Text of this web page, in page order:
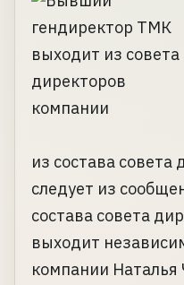
из состава
следует из
состава совета
выходит
компании